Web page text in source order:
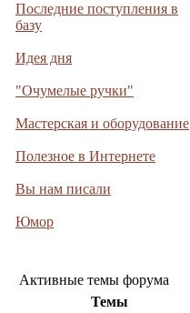
Последние поступления в
базу
Идея дня
"Очумелые ручки"
Мастерская и оборудование
Полезное в Интернете
Вы нам писали
Юмор
Активные темы форума
Темы